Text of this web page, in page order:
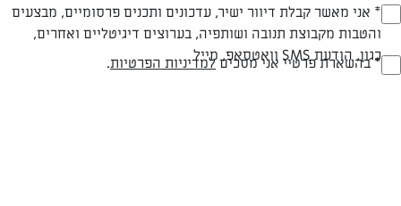
עוגת תותים
Opt_In
(חובה)
* אני מאשר קבלת דיוור ישיר, עדכונים ותכנים פרסומיים, מבצעים
והטבות מקבוצת תנובה ושותפיה, בערוצים דיגיטליים ואחרים,
כגון, הודעת SMS וואטסאפ, מייל
RegulationsApproved
* בהשארת פרטיי אני מסכיםלמדיניות הפרטיות.